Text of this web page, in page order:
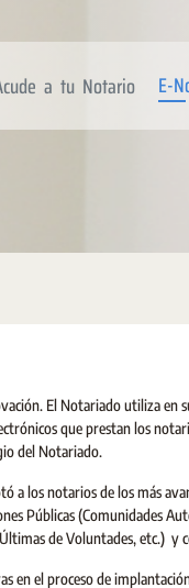
a tu Notario E-
El Notariado utiliza
que prestan los
del Notariado.
a los notarios de los más
Públicas (Comunidades
de Voluntades, etc.) y
en el proceso de